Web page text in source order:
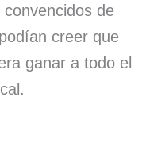
de
creer que
ganar a todo el